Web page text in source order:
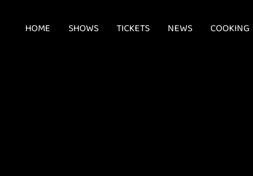
HOME SHOWS TICKETS NEWS COOKING